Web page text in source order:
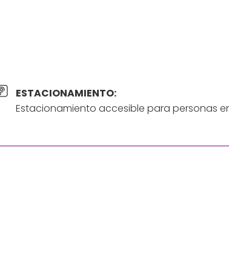
ESTACIONAMIENTO:
Estacionamiento accesible para personas